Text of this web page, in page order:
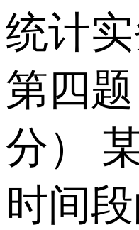
统计
第四
分）
时间